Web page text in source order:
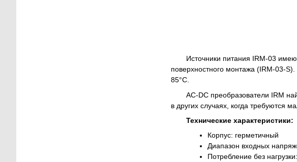
Источники питания IRM-03
поверхностного монтажа (IRM-03-
85°C.
AC-DC преобразователи IRM
в других случаях, когда требуются
Технические характеристики:
Корпус: герметичный
Диапазон входных
Потребление без